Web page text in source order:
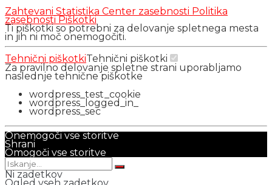
Zahtevani Statistika Center zasebnosti Politika
zasebnosti Piškotki
Ti piškotki so potrebni za delovanje spletnega mesta
in jih ni moč onemogočiti.
Tehnični piškotkiTehnični piškotki
Za pravilno delovanje spletne strani uporabljamo
naslednje tehnične piškotke
wordpress_test_cookie
wordpress_logged_in_
wordpress_sec
Onemogoči vse storitve
Shrani
Omogoči vse storitve
Ni zadetkov